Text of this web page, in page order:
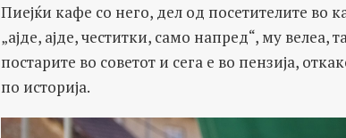
Пиејќи кафе со него, дел од посетителите во
„ајде, ајде, честитки, само напред“, му велеа,
постарите во советот и сега е во пензија,
по историја.